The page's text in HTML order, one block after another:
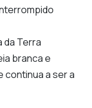
da Terra
branca e
continua a ser a